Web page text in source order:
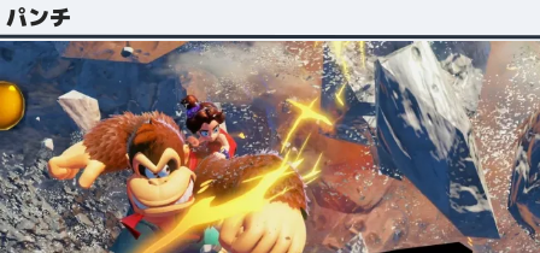
パンチ